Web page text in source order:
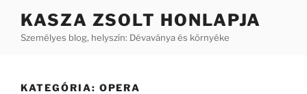
KASZA ZSOLT HONLAPJA
Személyes blog, helyszín: Dévaványa és környéke
KATEGÓRIA: OPERA